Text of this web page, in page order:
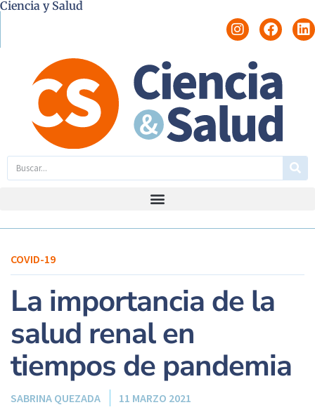
Ciencia y Salud
COVID-19
La importancia de la
salud renal en
tiempos de pandemia
SABRINA QUEZADA 11 MARZO 2021